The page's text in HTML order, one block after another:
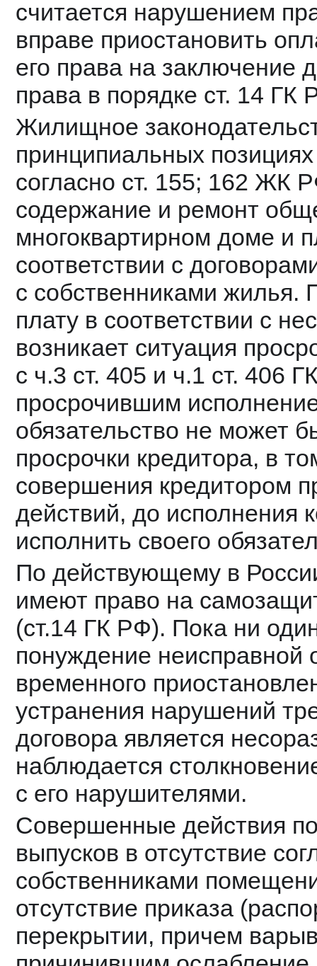
считается нарушением
вправе приостановить
его права на заключение
права в порядке ст. 14 ГК
Жилищное
принципиальных
согласно ст. 155; 162 ЖК
содержание и ремонт
многоквартирном доме и
соответствии с
с собственниками жилья.
плату в соответствии с
возникает ситуация
с ч.3 ст. 405 и ч.1 ст. 406
просрочившим
обязательство не может
просрочки кредитора, в
совершения кредитором
действий, до исполнения
исполнить своего
По действующему в
имеют право на
(ст.14 ГК РФ). Пока ни
понуждение неисправной
временного
устранения нарушений
договора является
наблюдается
с его нарушителями.
Совершенные действия
выпусков в отсутствие
собственниками
отсутствие приказа
перекрытии, причем